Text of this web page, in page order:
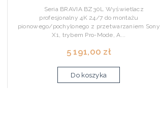
Seria BRAVIA BZ30L Wyświetlacz
profesjonalny 4K 24/7 do montażu
pionowego/pochylonego z przetwarzaniem Sony
X1, trybem Pro-Mode, A...
5 191,00 zł
Do koszyka